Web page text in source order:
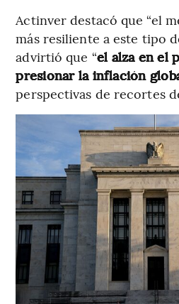
Actinver destacó que “el
más resiliente a este tipo
advirtió que “el alza en el
presionar la inflación
perspectivas de recortes